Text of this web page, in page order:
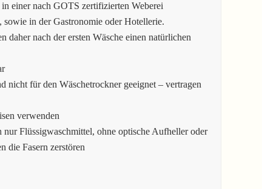
einer nach GOTS zertifizierten Weberei
in der Gastronomie oder Hotellerie.
nach der ersten Wäsche einen natürlichen
nicht für den Wäschetrockner geeignet – vertragen
verwenden
Flüssigwaschmittel, ohne optische Aufheller oder
die Fasern zerstören